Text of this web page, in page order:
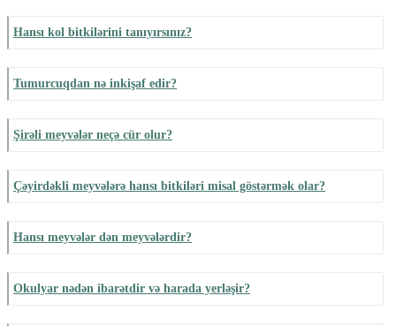
Hansı kol bitkilərini tanıyırsınız?
Tumurcuqdan nə inkişaf edir?
Şirəli meyvələr neçə cür olur?
Çəyirdəkli meyvələrə hansı bitkiləri misal göstərmək olar?
Hansı meyvələr dən meyvələrdir?
Okulyar nədən ibarətdir və harada yerləşir?